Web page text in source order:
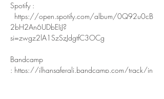
Spotify :
https://open.spotify.com/album/0Q92u0cB
2bH2An6UDbEIiJ?
si=zwgz2lA1SzSzJdgtfC3OCg
Bandcamp
: https://ilhansaferali.bandcamp.com/track/in